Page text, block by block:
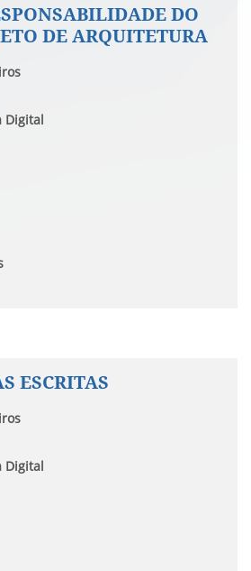
DO
DE ARQUITETURA
Digital
ESCRITAS
Digital